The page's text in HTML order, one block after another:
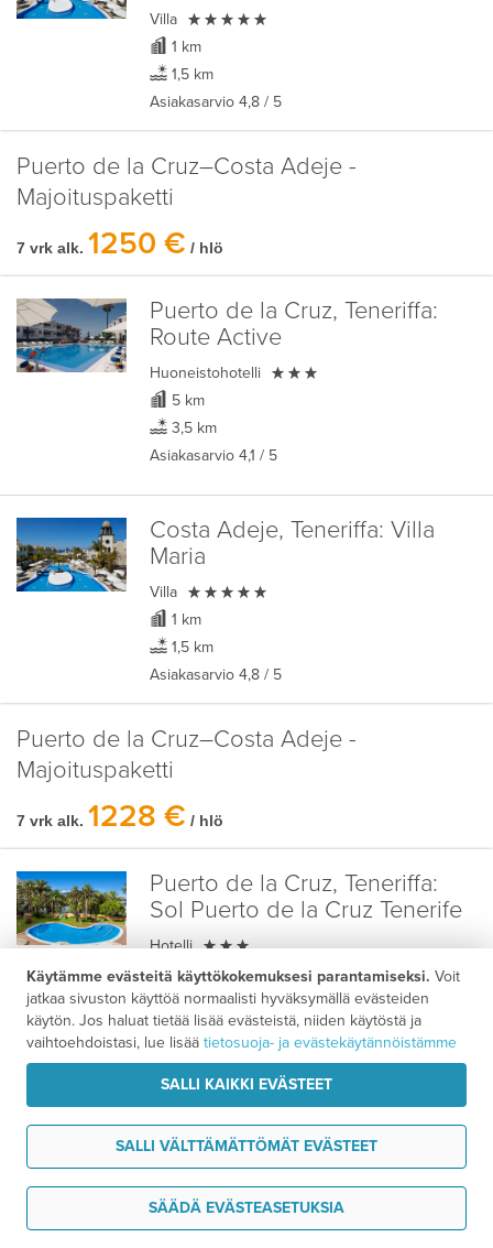
Tarvitsen tukea
Villa 
1 km
1,5 km
Asiakasarvio 4,8 / 5
Puerto de la Cruz–Costa Adeje -
Majoituspaketti
7 vrk alk. 1250 € / hlö
Puerto de la Cruz, Teneriffa:
Route Active
Huoneistohotelli 
5 km
3,5 km
Asiakasarvio 4,1 / 5
Costa Adeje, Teneriffa: Villa
Maria
Villa 
1 km
1,5 km
Asiakasarvio 4,8 / 5
Puerto de la Cruz–Costa Adeje -
Majoituspaketti
7 vrk alk. 1228 € / hlö
Puerto de la Cruz, Teneriffa:
Sol Puerto de la Cruz Tenerife
Hotelli
500 m
300 m
Asiakasarvio 3,7/ 5
Costa Adeje, Teneriffa:Villa
Maria
Villa
1 km
Käytämme evästeitä käyttökokemuksesi parantamiseksi. Voit
jatkaa sivuston käyttöä normaalisti hyväksymällä evästeiden
käytön. Jos haluat tietää lisää evästeistä, niiden käytöstä ja
vaihtoehdoistasi, lue lisää tietosuoja- ja evästekäytännöistämme
SALLI KAIKKI EVÄSTEET
SALLI VÄLTTÄMÄTTÖMÄT EVÄSTEET
SÄÄDÄ EVÄSTEASETUKSIA